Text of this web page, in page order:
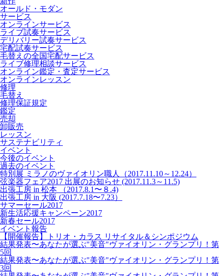
オールド・モダン
サービス
オンラインサービス
ライブ試奏サービス
デリバリー試奏サービス
宅配試奏サービス
毛替えの全国宅配サービス
ライブ修理相談サービス
オンライン鑑定・査定サービス
オンラインレッスン
修理
毛替え
修理保証規定
鑑定
売却
卸販売
レッスン
サステナビリティ
イベント
今後のイベント
過去のイベント
特別展 ミラノのヴァイオリン職人（2017.11.10～12.24）
弦楽器フェア2017 出展のお知らせ (2017.11.3～11.5)
出張工房 in 松本 （2017.8.1〜８.4)
出張工房 in 大阪 (2017.7.18〜7.23）
サマーセール2017
新生活応援キャンペーン2017
新春セール2017
イベント報告
【開催報告】トリオ・カラス リサイタル＆シンポジウム
結果発表〜あなたが選ぶ"美音"ヴァイオリン・グランプリ！第
5回
結果発表〜あなたが選ぶ"美音"ヴァイオリン・グランプリ！第
3回